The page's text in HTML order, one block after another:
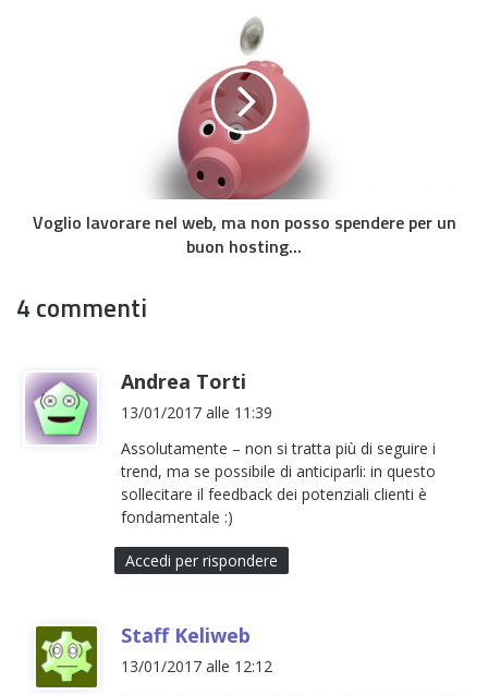
Voglio lavorare nel web, ma non posso spendere per un
buon hosting...
4 commenti
Andrea Torti
a
e
t
:
13/01/2017 alle 11:39
Assolutamente – non si tratta più di seguire i
trend, ma se possibile di anticiparli: in questo
sollecitare il feedback dei potenziali clienti è
fondamentale :)
Accedi per rispondere
Staff Keliweb
a
13/01/2017 alle 12:12